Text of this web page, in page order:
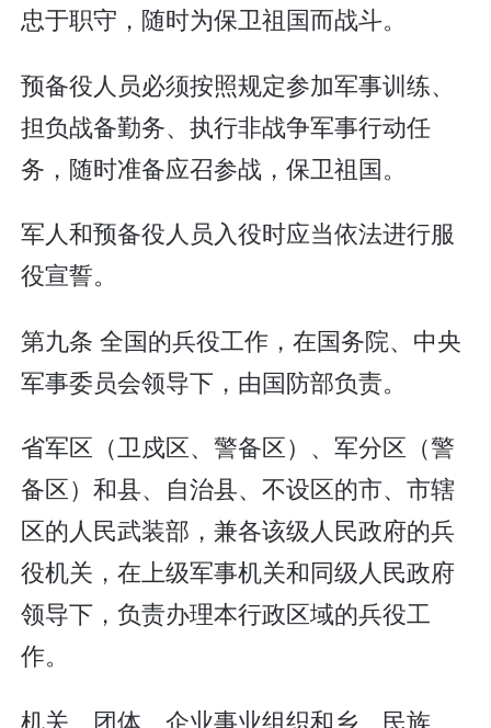
忠于职守，随时为保卫祖国而战斗。
预备役人员必须按照规定参加军事训练、
担负战备勤务、执行非战争军事行动任
务，随时准备应召参战，保卫祖国。
军人和预备役人员入役时应当依法进行服
役宣誓。
第九条 全国的兵役工作，在国务院、中央
军事委员会领导下，由国防部负责。
省军区（卫戍区、警备区）、军分区（警
备区）和县、自治县、不设区的市、市辖
区的人民武装部，兼各该级人民政府的兵
役机关，在上级军事机关和同级人民政府
领导下，负责办理本行政区域的兵役工
作。
机关、团体、企业事业组织和乡、民族